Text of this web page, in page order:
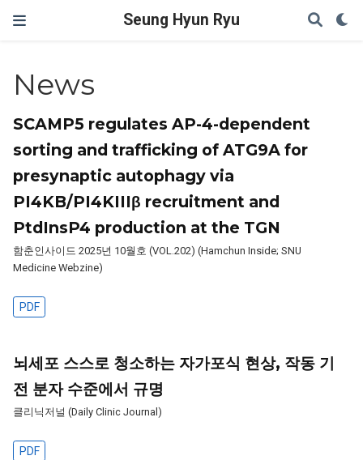
Seung Hyun Ryu
News
SCAMP5 regulates AP-4-dependent
sorting and trafficking of ATG9A for
presynaptic autophagy via
PI4KB/PI4KIIIβ recruitment and
PtdInsP4 production at the TGN
함춘인사이드 2025년 10월호 (VOL.202) (Hamchun Inside; SNU
Medicine Webzine)
PDF
뇌세포 스스로 청소하는 자가포식 현상, 작동 기
전 분자 수준에서 규명
클리닉저널 (Daily Clinic Journal)
PDF